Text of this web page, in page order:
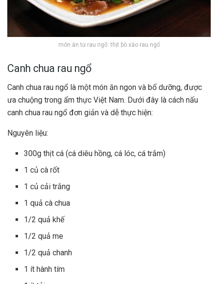
món ăn từ rau ngổ: thịt bò xào rau ngổ
Canh chua rau ngổ
Canh chua rau ngổ là một món ăn ngon và bổ dưỡng, được
ưa chuộng trong ẩm thực Việt Nam. Dưới đây là cách nấu
canh chua rau ngổ đơn giản và dễ thực hiện:
Nguyên liệu:
300g thịt cá (cá diêu hồng, cá lóc, cá trắm)
1 củ cà rốt
1 củ cải trắng
1 quả cà chua
1/2 quả khế
1/2 quả me
1/2 quả chanh
1 ít hành tím